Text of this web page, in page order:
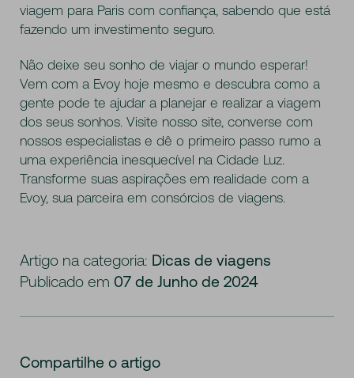
viagem para Paris com confiança, sabendo que está
fazendo um investimento seguro.
Não deixe seu sonho de viajar o mundo esperar!
Vem com a Evoy hoje mesmo e descubra como a
gente pode te ajudar a planejar e realizar a viagem
dos seus sonhos. Visite nosso site, converse com
nossos especialistas e dê o primeiro passo rumo a
uma experiência inesquecível na Cidade Luz.
Transforme suas aspirações em realidade com a
Evoy, sua parceira em consórcios de viagens.
Artigo na categoria: Dicas de viagens
Publicado em 07 de Junho de 2024
Compartilhe o artigo